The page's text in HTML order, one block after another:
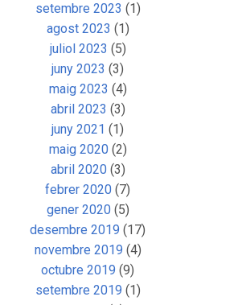
setembre 2023 (1)
agost 2023 (1)
juliol 2023 (5)
juny 2023 (3)
maig 2023 (4)
abril 2023 (3)
juny 2021 (1)
maig 2020(2)
abril 2020(3)
febrer 2020 (7)
gener 2020(5)
desembre 2019 (17)
novembre 2019 (4)
octubre 2019 (9)
setembre 2019 (1)